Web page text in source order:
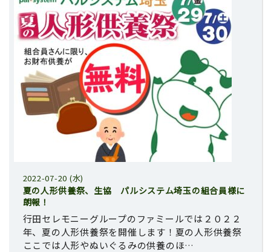
2022-07-20 (水)
夏の人形供養祭、生協 パルシステム埼玉の組合員様に
朗報！
行田セレモニーグループのファミールでは２０２２
年、夏の人形供養祭を開催します！夏の人形供養祭
ここでは人形やぬいぐるみの供養のほ…